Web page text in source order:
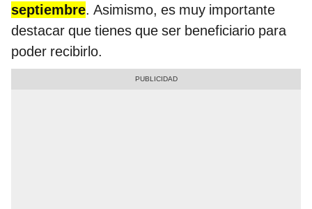
septiembre. Asimismo, es muy importante
destacar que tienes que ser beneficiario para
poder recibirlo.